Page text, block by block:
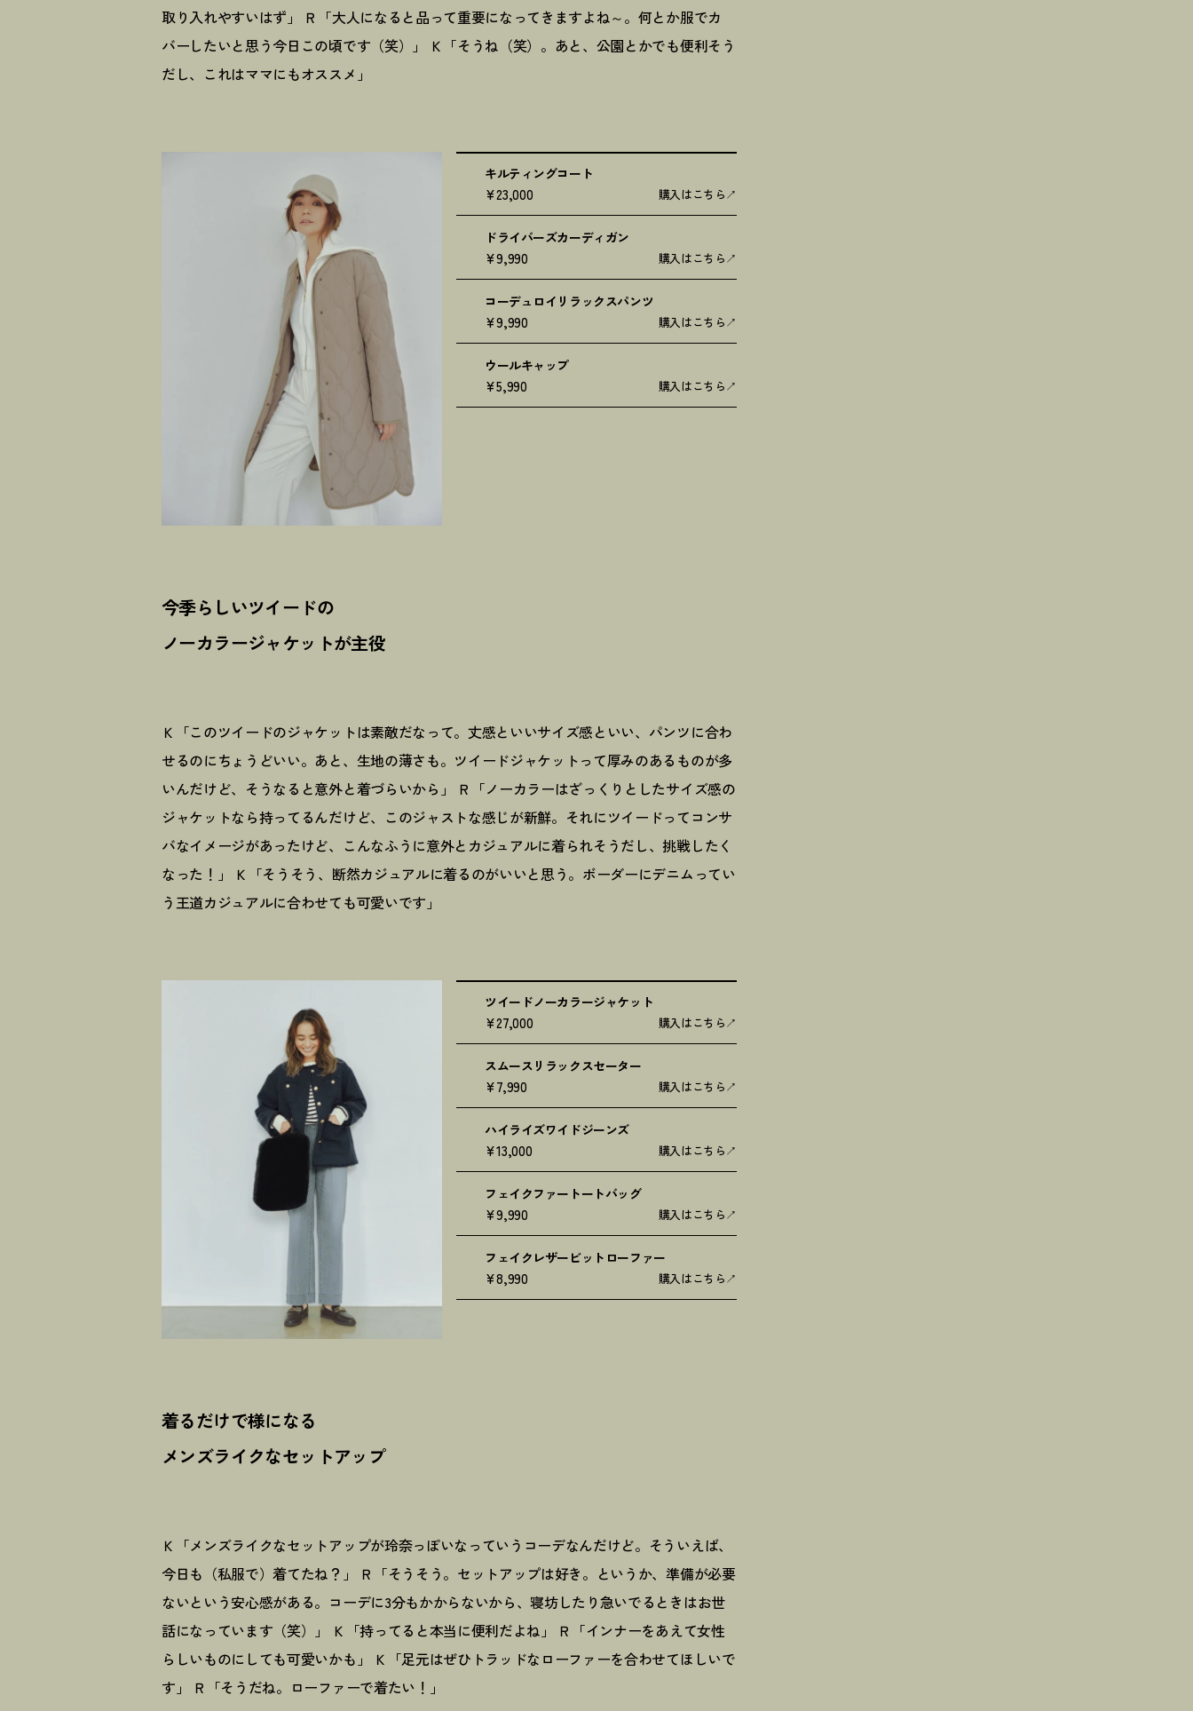
取り入れやすいはず」 Ｒ「大人になると品って重要になってきますよね～。何とか服でカ
バーしたいと思う今日この頃です（笑）」 Ｋ「そうね（笑）。あと、公園とかでも便利そう
だし、これはママにもオススメ」
キルティングコート
¥23,000 購入はこちら
ドライバーズカーディガン
¥9,990 購入はこちら
コーデュロイリラックスパンツ
¥9,990 購入はこちら
ウールキャップ
¥5,990 購入はこちら
今季らしいツイードの
ノーカラージャケットが主役
Ｋ「このツイードのジャケットは素敵だなって。丈感といいサイズ感といい、パンツに合わ
せるのにちょうどいい。あと、生地の薄さも。ツイードジャケットって厚みのあるものが多
いんだけど、そうなると意外と着づらいから」 Ｒ「ノーカラーはざっくりとしたサイズ感の
ジャケットなら持ってるんだけど、このジャストな感じが新鮮。それにツイードってコンサ
バなイメージがあったけど、こんなふうに意外とカジュアルに着られそうだし、挑戦したく
なった ！ 」 Ｋ「そうそう、断然カジュアルに着るのがいいと思う。ボーダーにデニムってい
う王道カジュアルに合わせても可愛いです」
ツイードノーカラージャケット
¥27,000 購入はこちら
スムースリラックスセーター
¥7,990 購入はこちら
ハイライズワイドジーンズ
¥13,000 購入はこちら
フェイクファートートバッグ
¥9,990 購入はこちら
フェイクレザービットローファー
¥8,990 購入はこちら
着るだけで様になる
メンズライクなセットアップ
Ｋ「メンズライクなセットアップが玲奈っぽいなっていうコーデなんだけど。そういえば、
今日も（私服で）着てたね ？ 」 Ｒ「そうそう。セットアップは好き。というか、準備が必要
ないという安心感がある。コーデに3分もかからないから、寝坊したり急いでるときはお世
話になっています（笑）」 Ｋ「持ってると本当に便利だよね」 Ｒ「インナーをあえて女性
らしいものにしても可愛いかも」 Ｋ「足元はぜひトラッドなローファーを合わせてほしいで
す」 Ｒ「そうだね。ローファーで着たい ！ 」